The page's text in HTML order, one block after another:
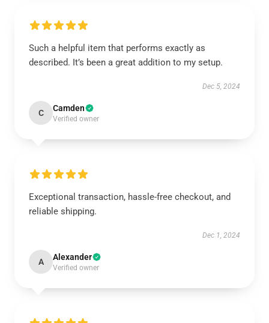
Such a helpful item that performs exactly as
described. It’s been a great addition to my setup.
Dec 5, 2024
C Camden
Verified owner
Exceptional transaction, hassle-free checkout, and
reliable shipping.
Dec 1, 2024
A Alexander
Verified owner